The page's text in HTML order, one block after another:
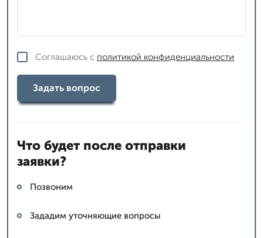
Соглашаюсь с политикой конфиденциальности
Задать вопрос
Что будет после отправки
заявки?
Позвоним
Зададим уточняющие вопросы